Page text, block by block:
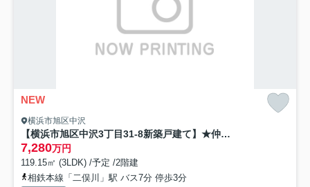
NEW
横浜市旭区中沢
【横浜市旭区中沢3丁目31-8新築戸建て】★仲介手数料無料★
7,280万円
119.15㎡ (3LDK) /予定 /2階建
相鉄本線「二俣川」駅 バス7分 停歩3分